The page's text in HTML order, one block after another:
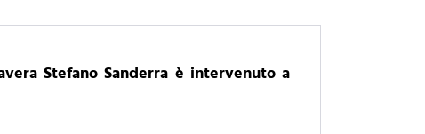
Stefano Sanderra è intervenuto a